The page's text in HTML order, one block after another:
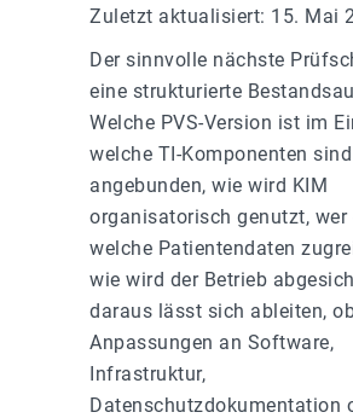
Zuletzt aktualisiert: 15. Mai
Der sinnvolle nächste
eine strukturierte
Welche PVS-Version ist im
welche TI-Komponenten sind
angebunden, wie wird KIM
organisatorisch genutzt,
welche Patientendaten
wie wird der Betrieb
daraus lässt sich ableiten,
Anpassungen an Software,
Infrastruktur,
Datenschutzdokumentation